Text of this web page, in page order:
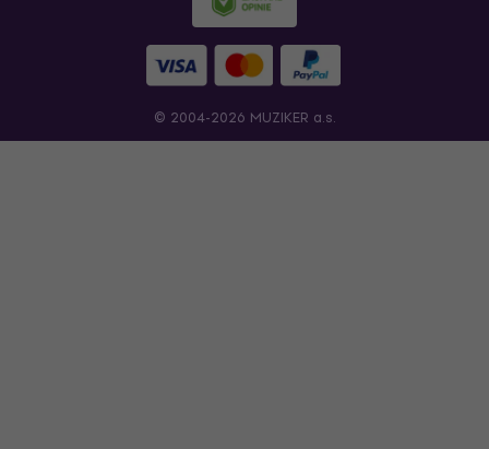
© 2004-2026 MUZIKER a.s.